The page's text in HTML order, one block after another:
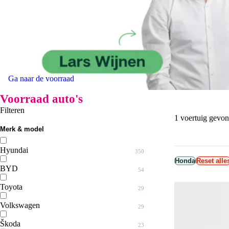
Voorraad auto's
Ga naar de voorraad
Filteren
Merk & model
Hyundai 350
Bayon 21
IONIQ 13
IONIQ 5 13
IONIQ 6 2
BYD 54
ATTO 2 1
ATTO 3 7
DOLPHIN 4
Toyota 29
Aygo 3
Corolla Cross 2
Volkswagen 29
Caddy 3
Škoda 23
1 voertuig
HondaReset